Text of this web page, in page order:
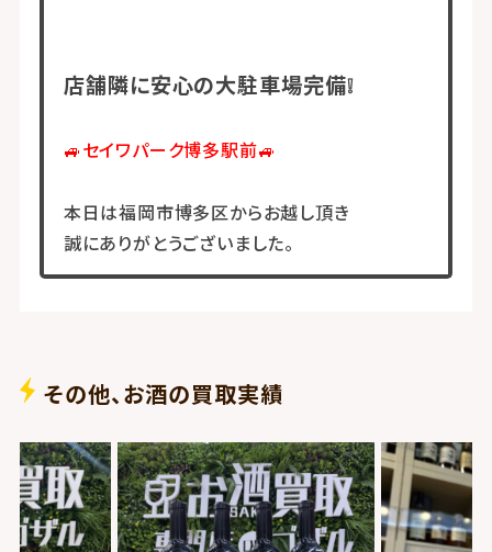
店舗隣に安心の大駐車場完備❕
🚙セイワパーク博多駅前🚙
本日は福岡市博多区からお越し頂き
誠にありがとうございました。
その他、お酒の買取実績